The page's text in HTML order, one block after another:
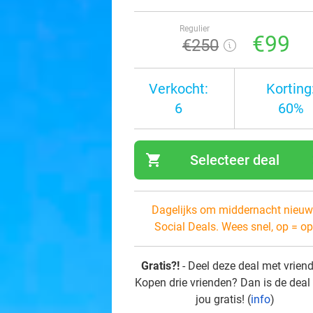
Regulier
€250 €99
Verkocht:
6
60%
shopping_cart Selecteer deal
Dagelijks om middernacht
Social Deals. Wees snel, op =
Gratis?! - Deel deze deal met
Kopen drie vrienden? Dan is de
jou gratis! (info)